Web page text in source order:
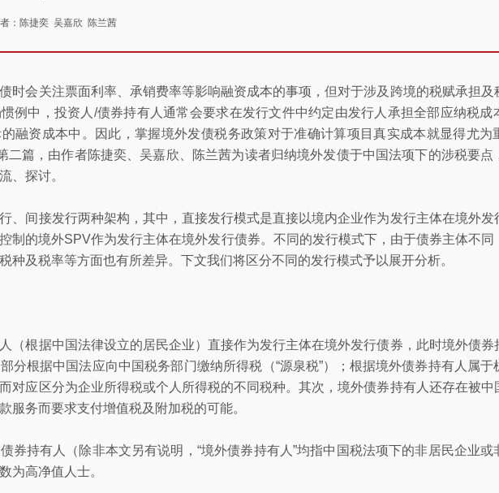
：陈捷奕 吴嘉欣 陈兰茜
时会关注票面利率、承销费率等影响融资成本的事项，但对于涉及跨境的税赋承担及
例中，投资人/债券持有人通常会要求在发行文件中约定由发行人承担全部应纳税成
融资成本中。因此，掌握境外发债税务政策对于准确计算项目真实成本就显得尤为
二篇，由作者陈捷奕、吴嘉欣、陈兰茜为读者归纳境外发债于中国法项下的涉税要点
、探讨。
、间接发行两种架构，其中，直接发行模式是直接以境内企业作为发行主体在境外发
制的境外SPV作为发行主体在境外发行债券。不同的发行模式下，由于债券主体不同
种及税率等方面也有所差异。下文我们将区分不同的发行模式予以展开分析。
（根据中国法律设立的居民企业）直接作为发行主体在境外发行债券，此时境外债券
分根据中国法应向中国税务部门缴纳所得税（“源泉税”）；根据境外债券持有人属于
对应区分为企业所得税或个人所得税的不同税种。其次，境外债券持有人还存在被中
服务而要求支付增值税及附加税的可能。
券持有人（除非本文另有说明，“境外债券持有人”均指中国税法项下的非居民企业或
为高净值人士。